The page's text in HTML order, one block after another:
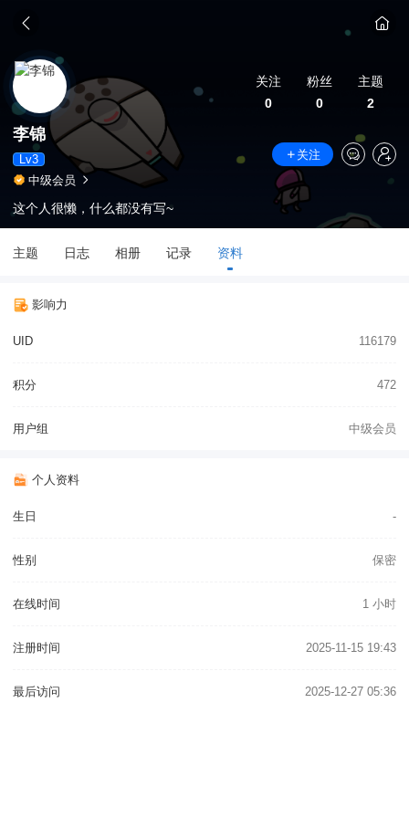
关注
0
粉丝
0
主题
2
李锦
Lv3
关注
中级会员
这个人很懒，什么都没有写~
主题 日志 相册 记录 资料
影响力
UID 116179
积分 472
用户组 中级会员
个人资料
生日 -
性别 保密
在线时间 1 小时
注册时间 2025-11-15 19:43
最后访问 2025-12-27 05:36